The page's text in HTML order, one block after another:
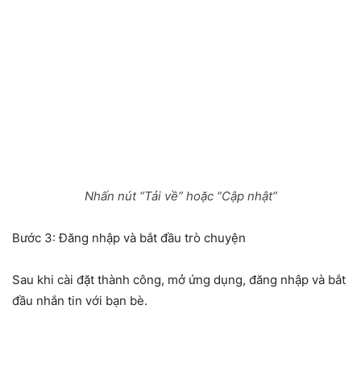
Nhấn nút “Tải về” hoặc “Cập nhật”
Bước 3: Đăng nhập và bắt đầu trò chuyện
Sau khi cài đặt thành công, mở ứng dụng, đăng nhập và bắt
đầu nhắn tin với bạn bè.